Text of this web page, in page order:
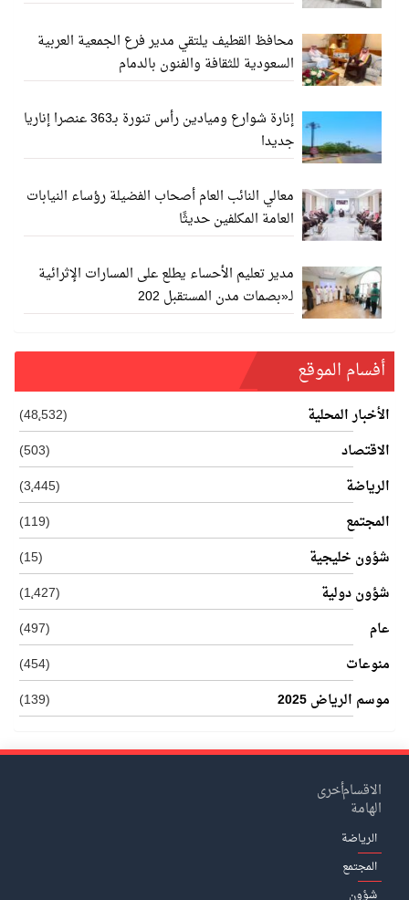
محافظ القطيف يلتقي مدير فرع الجمعية العربية
السعودية للثقافة والفنون بالدمام
إنارة شوارع وميادين رأس تنورة بـ363 عنصرا إناريا
جديدا
معالي النائب العام أصحاب الفضيلة رؤساء النيابات
العامة المكلفين حديثًا
مدير تعليم الأحساء يطلع على المسارات الإثرائية
لـ«بصمات مدن المستقبل 202
أفسام الموقع
الأخبار المحلية
(48٬532)
الاقتصاد
(503)
الرياضة
(3٬445)
المجتمع
(119)
شؤون خليجية
(15)
شؤون دولية
(1٬427)
عام
(497)
منوعات
(454)
موسم الرياض 2025
(139)
الاقسام
الهامة
الرياضة
المجتمع
شؤون
أخرى